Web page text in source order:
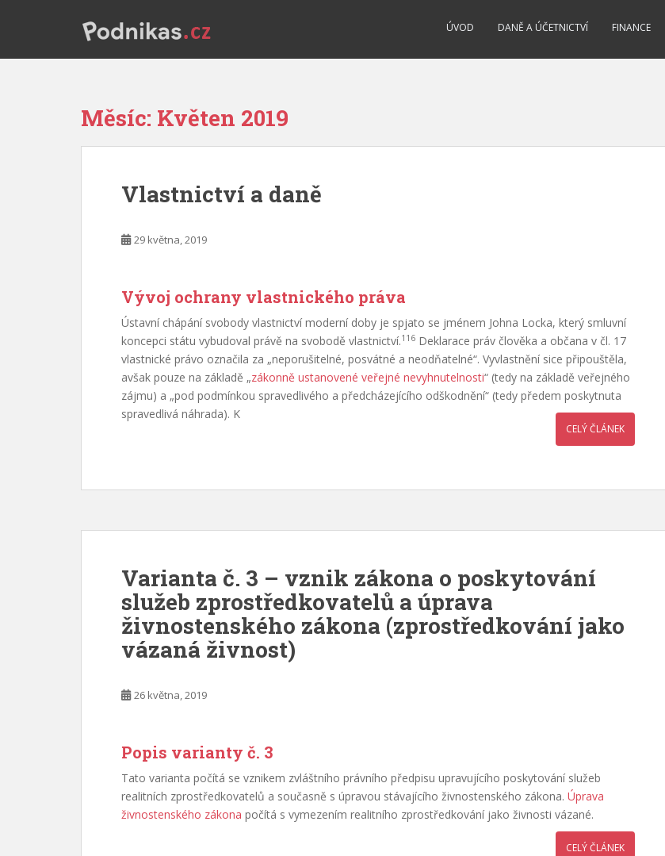
p
ÚVOD DANĚ A ÚČETNICTVÍ FINANCE
Měsíc: Květen 2019
Vlastnictví a daně
29 května, 2019
Vývoj ochrany vlastnického práva
Ústavní chápání svobody vlastnictví moderní doby je spjato se jménem Johna Locka, který smluvní
koncepci státu vybudoval právě na svobodě vlastnictví.116 Deklarace práv člověka a občana v čl. 17
vlastnické právo označila za „neporušitelné, posvátné a neodňatelné“. Vyvlastnění sice připouštěla,
avšak pouze na základě „zákonně ustanovené veřejné nevyhnutelnosti“ (tedy na základě veřejného
zájmu) a „pod podmínkou spravedlivého a předcházejícího odškodnění“ (tedy předem poskytnuta
spravedlivá náhrada). K
CELÝ ČLÁNEK
Varianta č. 3 – vznik zákona o poskytování
služeb zprostředkovatelů a úprava
živnostenského zákona (zprostředkování jako
vázaná živnost)
26 května, 2019
Popis varianty č. 3
Tato varianta počítá se vznikem zvláštního právního předpisu upravujícího poskytování služeb
realitních zprostředkovatelů a současně s úpravou stávajícího živnostenského zákona. Úprava
živnostenského zákona počítá s vymezením realitního zprostředkování jako živnosti vázané.
CELÝ ČLÁNEK